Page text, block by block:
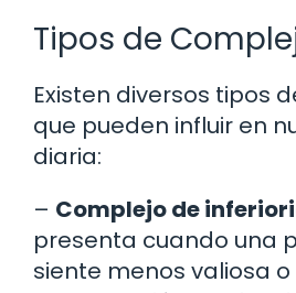
Tipos de
Existen diversos tipos
que pueden influir en
diaria:
– Complejo de
presenta cuando una
siente menos valiosa